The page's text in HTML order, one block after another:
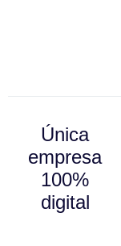
Única
empresa
100%
digital